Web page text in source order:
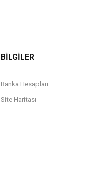
BİLGİLER
Banka Hesapları
Site Haritası